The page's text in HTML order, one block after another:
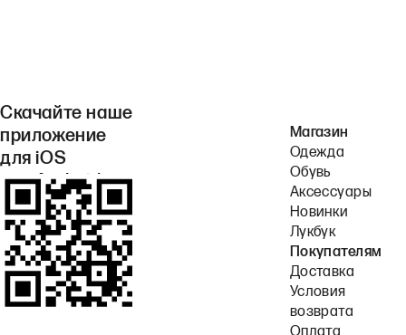
Скачайте наше
приложение
для iOS
или Android.
Магазин
Одежда
Обувь
Аксессуары
Новинки
Лукбук
Покупателям
Доставка
Условия
возврата